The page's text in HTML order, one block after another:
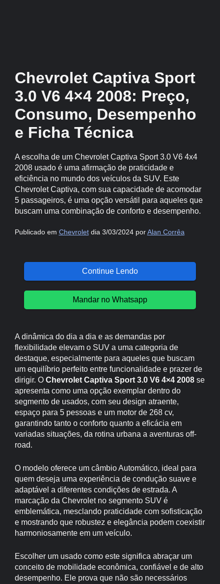
Chevrolet Captiva Sport
3.0 V6 4×4 2008: Preço,
Consumo, Desempenho
e Ficha Técnica
A escolha de um Chevrolet Captiva Sport 3.0 V6 4x4
2008 usado é uma afirmação de praticidade e
eficiência no mundo dos veículos da SUV. Este
Chevrolet Captiva, com sua capacidade de acomodar
5 passageiros, é uma opção versátil para aqueles que
buscam uma combinação de conforto e desempenho.
Publicado em Chevroletdia 3/03/2024 porAlan Corrêa
Continue Lendo
Mandar no Whatsapp
A dinâmica do dia a dia e as demandas por
flexibilidade elevam o SUV a uma categoria de
destaque, especialmente para aqueles que buscam
um equilíbrio perfeito entre funcionalidade e prazer de
dirigir. O Chevrolet Captiva Sport 3.0 V6 4×4 2008se
apresenta como uma opção exemplar dentro do
segmento de usados, com seu design atraente,
espaço para 5 pessoas e um motor de 268 cv,
garantindo tanto o conforto quanto a eficácia em
variadas situações, da rotina urbana a aventuras off-
road.
O modelo oferece um câmbio Automático, ideal para
quem deseja uma experiência de condução suave e
adaptável a diferentes condições de estrada. A
marcação da Chevrolet no segmento SUV é
emblemática, mesclando praticidade com sofisticação
e mostrando que robustez e elegância podem coexistir
harmoniosamente em um veículo.
Escolher um usado como este significa abraçar um
conceito de mobilidade econômica, confiável e de alto
desempenho. Ele prova que não são necessários